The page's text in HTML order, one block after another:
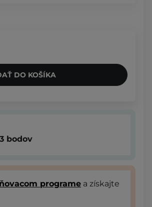
DO KOŠÍKA
bodov
programe a získajte